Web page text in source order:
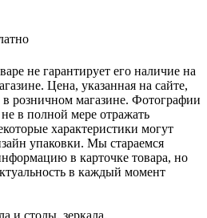
не гарантирует его наличие на
Цена, указанная на сайте,
розничном магазине. Фотографии
в полной мере отражать
характеристики могут
упаковки. Мы стараемся
в карточке товара, но
в каждый момент
и столы, зеркала.